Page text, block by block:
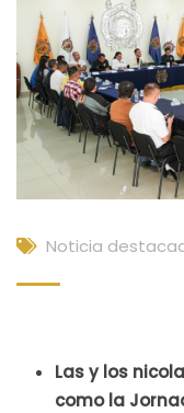
Noticia
Las y los
como la